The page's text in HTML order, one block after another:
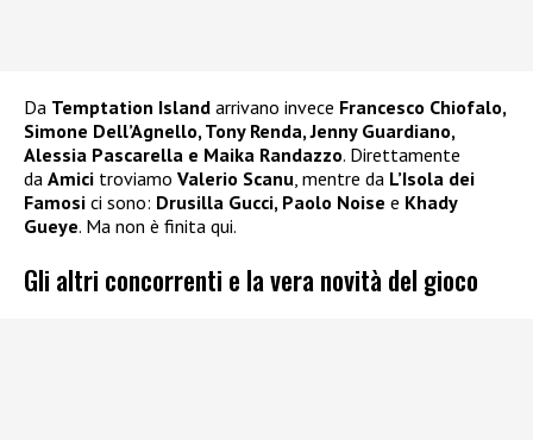
Da Temptation Island arrivano invece Francesco Chiofalo,
Simone Dell’Agnello, Tony Renda, Jenny Guardiano,
Alessia Pascarella e Maika Randazzo. Direttamente
da Amici troviamo Valerio Scanu , mentre da L’Isola dei
Famosi ci sono: Drusilla Gucci, Paolo Noise e Khady
Gueye. Ma non è finita qui.
Gli altri concorrenti e la vera novità del gioco